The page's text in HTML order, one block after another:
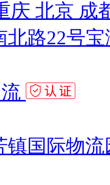
庆 北京 成
北路22号
镇国际物